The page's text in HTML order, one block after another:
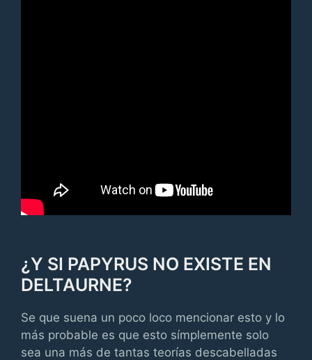
¿Y SI PAPYRUS NO EXISTE EN
DELTAURNE?
Se que suena un poco loco mencionar esto y lo
más probable es que esto símplemente solo
sea una más de tantas teorías descabelladas